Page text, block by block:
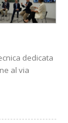
dedicata
al via